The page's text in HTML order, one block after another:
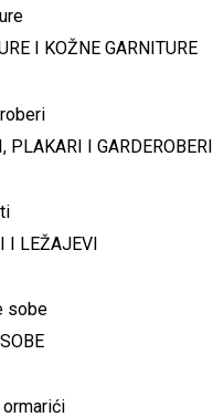
I KOŽNE GARNITURE
PLAKARI I GARDEROBERI
I LEŽAJEVI